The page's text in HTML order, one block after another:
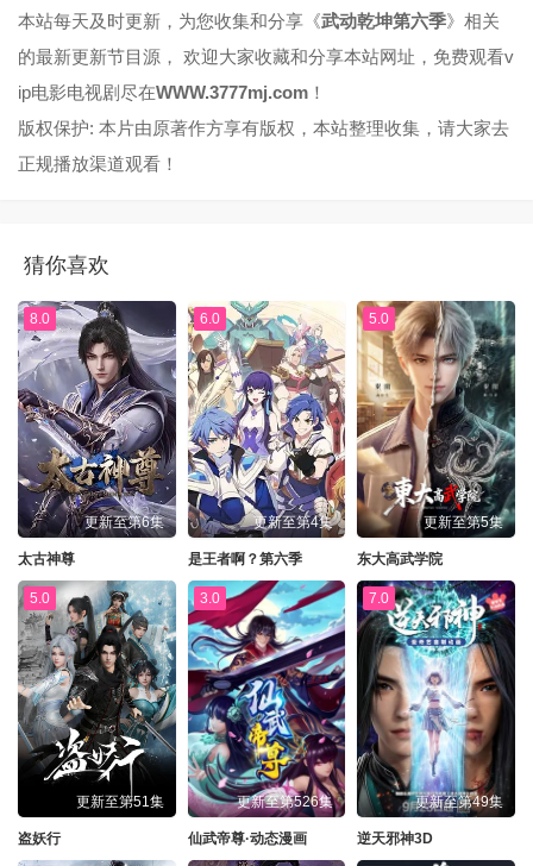
本站每天及时更新，为您收集和分享《武动乾坤第六季》相关
的最新更新节目源， 欢迎大家收藏和分享本站网址，免费观看v
ip电影电视剧尽在WWW.3777mj.com ！
版权保护: 本片由原著作方享有版权，本站整理收集，请大家去
正规播放渠道观看！
猜你喜欢
8.0
更新至第6集
太古神尊
6.0
更新至第4集
是王者啊？第六季
5.0
更新至第5集
东大高武学院
5.0
更新至第51集
盗妖行
3.0
更新至第526集
仙武帝尊·动态漫画
7.0
更新至第49集
逆天邪神3D